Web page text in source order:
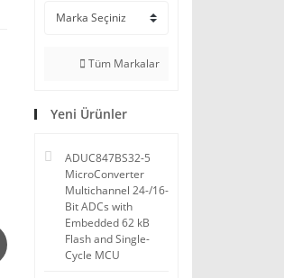
Tüm Markalar
Yeni Ürünler
ADUC847BS32-5
MicroConverter
Multichannel 24-/16-
Bit ADCs with
Embedded 62 kB
Flash and Single-
Cycle MCU